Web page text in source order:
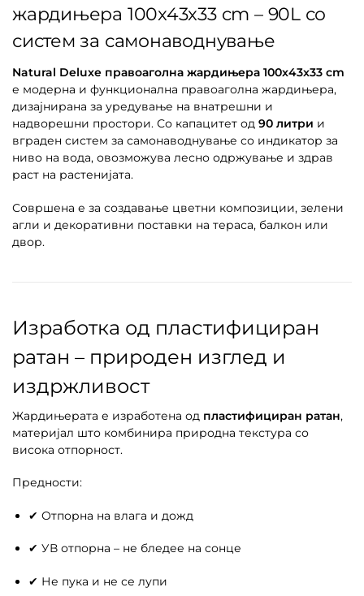
жардињера 100x43x33 cm – 90L со
систем за самонаводнување
Natural Deluxe правоаголна жардињера 100x43x33 cm
е модерна и функционална правоаголна жардињера,
дизајнирана за уредување на внатрешни и
надворешни простори. Со капацитет од 90 литри и
вграден систем за самонаводнување со индикатор за
ниво на вода, овозможува лесно одржување и здрав
раст на растенијата.
Совршена е за создавање цветни композиции, зелени
агли и декоративни поставки на тераса, балкон или
двор.
Изработка од пластифициран
ратан – природен изглед и
издржливост
Жардињерата е изработена од пластифициран ратан,
материјал што комбинира природна текстура со
висока отпорност.
Предности:
✔ Отпорна на влага и дожд
✔ УВ отпорна – не бледее на сонце
✔ Не пука и не се лупи